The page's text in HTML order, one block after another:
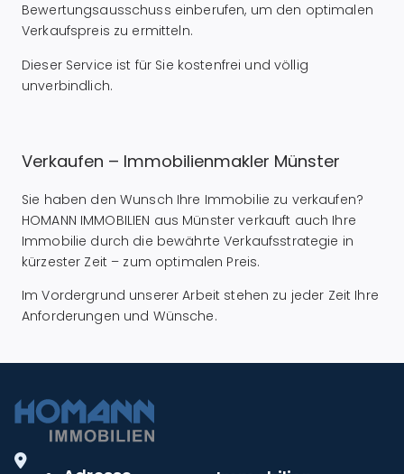
Bewertungsausschuss einberufen, um den optimalen
Verkaufspreis zu ermitteln.
Dieser Service ist für Sie kostenfrei und völlig
unverbindlich.
Verkaufen – Immobilienmakler Münster
Sie haben den Wunsch Ihre Immobilie zu verkaufen?
HOMANN IMMOBILIEN aus Münster verkauft auch Ihre
Immobilie durch die bewährte Verkaufsstrategie in
kürzester Zeit – zum optimalen Preis.
Im Vordergrund unserer Arbeit stehen zu jeder Zeit Ihre
Anforderungen und Wünsche.